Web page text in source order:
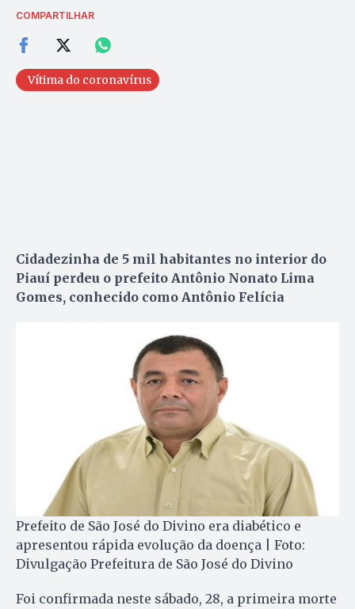
COMPARTILHAR
Vítima do coronavírus
Cidadezinha de 5 mil habitantes no interior do
Piauí perdeu o prefeito Antônio Nonato Lima
Gomes, conhecido como Antônio Felícia
Prefeito de São José do Divino era diabético e
apresentou rápida evolução da doença | Foto:
Divulgação Prefeitura de São José do Divino
Foi confirmada neste sábado, 28, a primeira morte